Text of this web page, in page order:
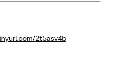
2t5asv4b